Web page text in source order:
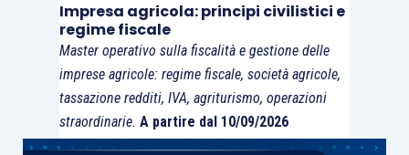
Impresa agricola: principi civilistici e
regime fiscale
Master operativo sulla fiscalità e gestione delle
imprese agricole: regime fiscale, società agricole,
tassazione redditi, IVA, agriturismo, operazioni
straordinarie. A partire dal 10/09/2026